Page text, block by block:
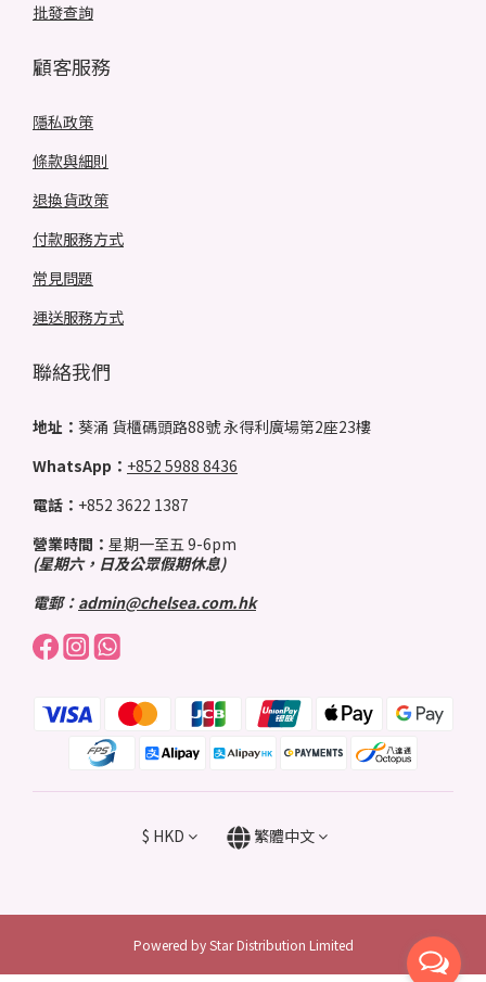
批發查詢
顧客服務
隱私政策
條款與細則
退換貨政策
付款服務方式
常見問題
運送服務方式
聯絡我們
地址： 葵涌 貨櫃碼頭路88號 永得利廣場第2座23樓
WhatsApp： +852 5988 8436
電話： +852 3622 1387
營業時間： 星期一至五 9-6pm
(星期六，日及公眾假期休息)
電郵： admin@chelsea.com.hk
$ HKD 繁體中文
Powered by Star Distribution Limited